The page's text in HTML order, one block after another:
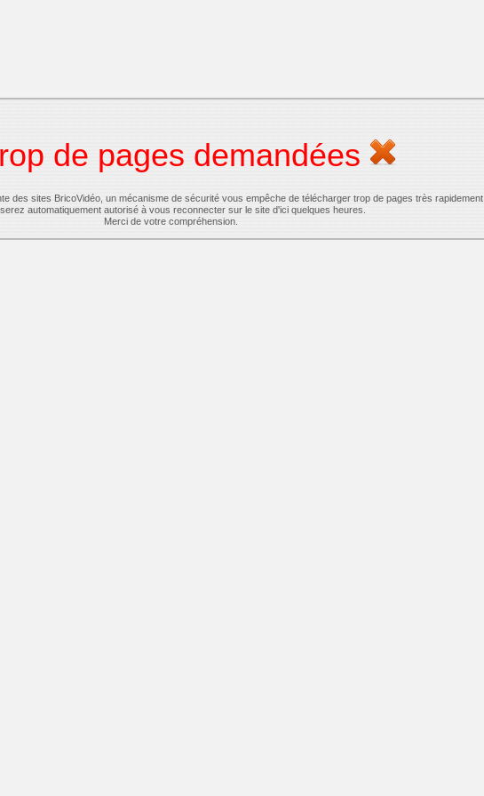
de pages demandées
des sites BricoVidéo, un mécanisme de sécurité vous empêche de télécharger trop de pages très rapidement
automatiquement autorisé à vous reconnecter sur le site d'ici quelques heures.
Merci de votre compréhension.